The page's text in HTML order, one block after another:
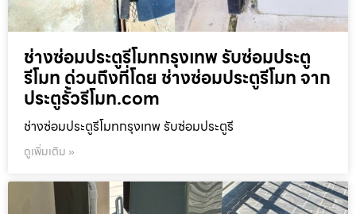
ช่างซ่อมประตูรีโมทกรุงเทพ รับซ่อมประตู
รีโมท ด่วนถึงที่โดย ช่างซ่อมประตูรีโมท จาก
ประตูรั้วรีโมท.com
ช่างซ่อมประตูรีโมทกรุงเทพ รับซ่อมประตูรี
ดูเพิ่มเติม »